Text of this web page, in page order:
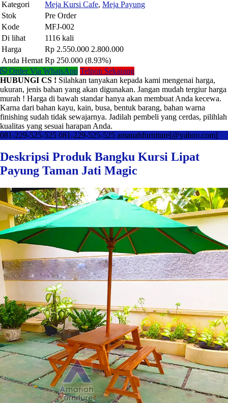
Kategori Meja Kursi Cafe, Meja Payung
Stok
Pre Order
Kode
MFJ-002
Di lihat
1116 kali
Harga
Rp 2.550.000 2.800.000
Anda Hemat Rp 250.000 (8.93%)
Order Via WhatsApp Telpon Sekarang
HUBUNGI CS ! Silahkan tanyakan kepada kami mengenai harga,
ukuran, jenis bahan yang akan digunakan. Jangan mudah tergiur harga
murah ! Harga di bawah standar hanya akan membuat Anda kecewa.
Karna dari bahan kayu, kain, busa, bentuk barang, bahan warna
finishing sudah tidak sewajarnya. Jadilah pembeli yang cerdas, pilihlah
kualitas yang sesuai harapan Anda.
081-229-525-525 081-229-525-525 amanahfurniture[@yahoo.com]
Deskripsi Produk Bangku Kursi Lipat
Payung Taman Jati Magic